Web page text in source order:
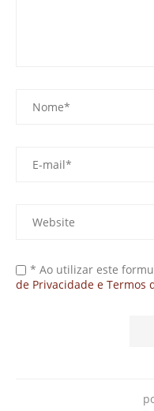
* Ao utilizar este
de Privacidade e Termos